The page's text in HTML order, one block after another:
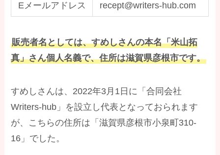
Eメールアドレス recept@writers-hub.com
販売者名としては、すめしさんの本名「米山拓
真」さん個人名義で、住所は滋賀県彦根市です。
すめしさんは、2022年3月1日に「合同会社
Writers-hub」を設立し代表となっておられます
が、こちらの住所は「滋賀県彦根市小泉町310-
16」でした。